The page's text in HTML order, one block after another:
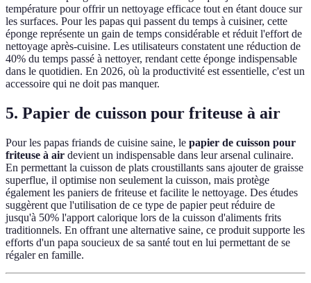
température pour offrir un nettoyage efficace tout en étant douce sur
les surfaces. Pour les papas qui passent du temps à cuisiner, cette
éponge représente un gain de temps considérable et réduit l'effort de
nettoyage après-cuisine. Les utilisateurs constatent une réduction de
40% du temps passé à nettoyer, rendant cette éponge indispensable
dans le quotidien. En 2026, où la productivité est essentielle, c'est un
accessoire qui ne doit pas manquer.
5. Papier de cuisson pour friteuse à air
Pour les papas friands de cuisine saine, le papier de cuisson pour
friteuse à air devient un indispensable dans leur arsenal culinaire.
En permettant la cuisson de plats croustillants sans ajouter de graisse
superflue, il optimise non seulement la cuisson, mais protège
également les paniers de friteuse et facilite le nettoyage. Des études
suggèrent que l'utilisation de ce type de papier peut réduire de
jusqu'à 50% l'apport calorique lors de la cuisson d'aliments frits
traditionnels. En offrant une alternative saine, ce produit supporte les
efforts d'un papa soucieux de sa santé tout en lui permettant de se
régaler en famille.